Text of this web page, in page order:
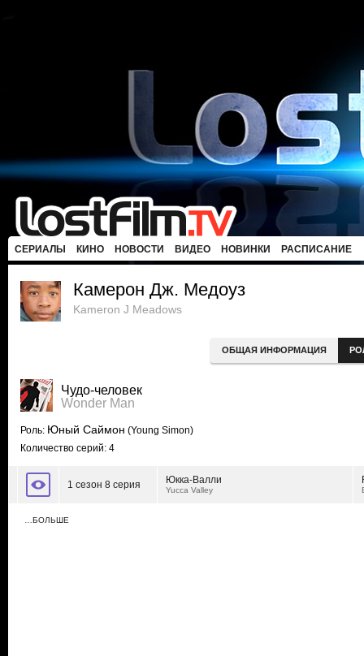
СЕРИАЛЫ КИНО НОВОСТИ ВИДЕО НОВИНКИ РАСПИСАНИЕ
Камерон Дж. Медоуз
Kameron J Meadows
ОБЩАЯ ИНФОРМАЦИЯ
Чудо-человек
Wonder Man
Роль: Юный Саймон (Young Simon)
Количество серий: 4
1 сезон 8 серия Юкка-Валли
Yucca Valley
…БОЛЬШЕ